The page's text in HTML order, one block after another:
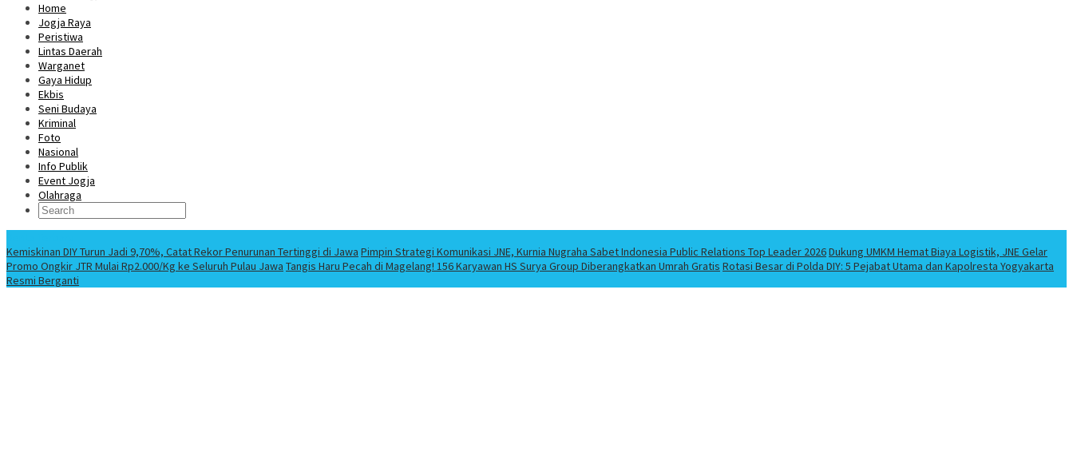
Home
Jogja Raya
Peristiwa
Lintas Daerah
Warganet
Gaya Hidup
Ekbis
Seni Budaya
Kriminal
Foto
Nasional
Info Publik
Event Jogja
Olahraga
Kemiskinan DIY Turun Jadi 9,70%, Catat Rekor Penurunan Tertinggi di Jawa Pimpin Strategi Komunikasi JNE, Kurnia Nugraha Sabet Indonesia Public Relations Top Leader 2026Dukung UMKM Hemat Biaya Logistik, JNE Gelar
Promo Ongkir JTR Mulai Rp2.000/Kg ke Seluruh Pulau Jawa Tangis Haru Pecah di Magelang! 156 Karyawan HS Surya Group Diberangkatkan Umrah Gratis Rotasi Besar di Polda DIY: 5 Pejabat Utama dan Kapolresta Yogyakarta
Resmi Berganti